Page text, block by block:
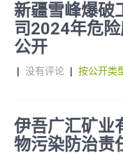
新疆雪峰爆破
司2024年危
公开
| 没有评论 | 按公开类
伊吾广汇矿业
物污染防治责